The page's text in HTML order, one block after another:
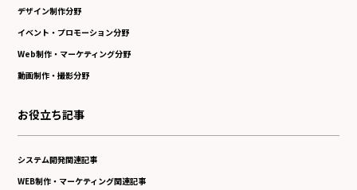
デザイン制作分野
イベント・プロモーション分野
Web制作・マーケティング分野
動画制作・撮影分野
お役立ち記事
システム開発関連記事
WEB制作・マーケティング関連記事